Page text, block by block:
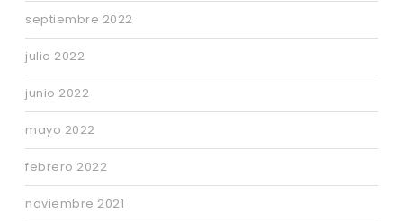
septiembre 2022
julio 2022
junio 2022
mayo 2022
febrero 2022
noviembre 2021